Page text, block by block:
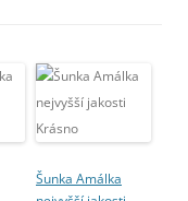
Šunka Amálka